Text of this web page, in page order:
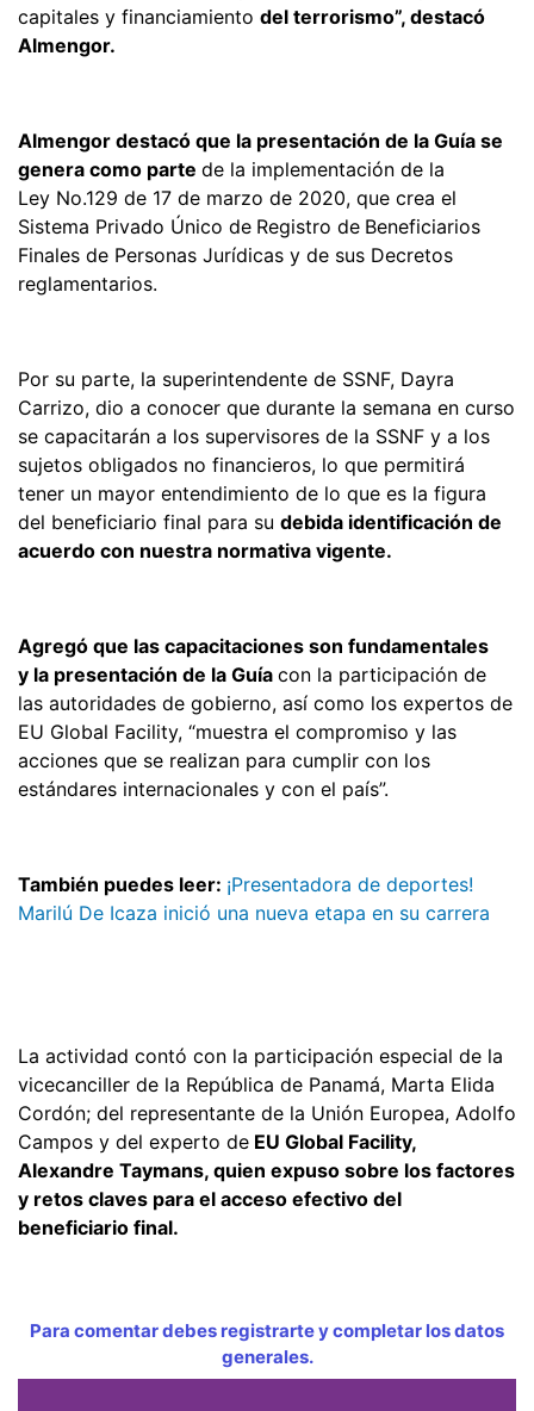
capitales y financiamiento del terrorismo”, destacó
Almengor.
Almengor destacó que la presentación de la Guía se
genera como parte de la implementación de la
Ley No.129 de 17 de marzo de 2020, que crea el
Sistema Privado Único de Registro de Beneficiarios
Finales de Personas Jurídicas y de sus Decretos
reglamentarios.
Por su parte, la superintendente de SSNF, Dayra
Carrizo, dio a conocer que durante la semana en curso
se capacitarán a los supervisores de la SSNF y a los
sujetos obligados no financieros, lo que permitirá
tener un mayor entendimiento de lo que es la figura
del beneficiario final para su debida identificación de
acuerdo con nuestra normativa vigente.
Agregó que las capacitaciones son fundamentales
y la presentación de la Guía con la participación de
las autoridades de gobierno, así como los expertos de
EU Global Facility, “muestra el compromiso y las
acciones que se realizan para cumplir con los
estándares internacionales y con el país”.
También puedes leer: ¡Presentadora de deportes!
Marilú De Icaza inició una nueva etapa en su carrera
La actividad contó con la participación especial de la
vicecanciller de la República de Panamá, Marta Elida
Cordón; del representante de la Unión Europea, Adolfo
Campos y del experto de EU Global Facility,
Alexandre Taymans, quien expuso sobre los factores
y retos claves para el acceso efectivo del
beneficiario final.
Para comentar debes registrarte y completar los datos
generales.